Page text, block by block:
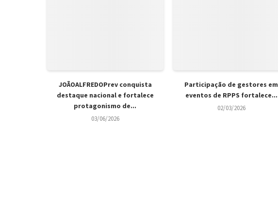
JOÃOALFREDOPrev conquista
destaque nacional e fortalece
protagonismo de...
03/06/2026
Participação de gestores em
eventos de RPPS fortalece...
02/03/2026